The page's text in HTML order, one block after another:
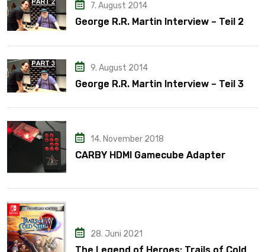
7. August 2014
George R.R. Martin Interview – Teil 2
9. August 2014
George R.R. Martin Interview – Teil 3
14. November 2018
CARBY HDMI Gamecube Adapter
28. Juni 2021